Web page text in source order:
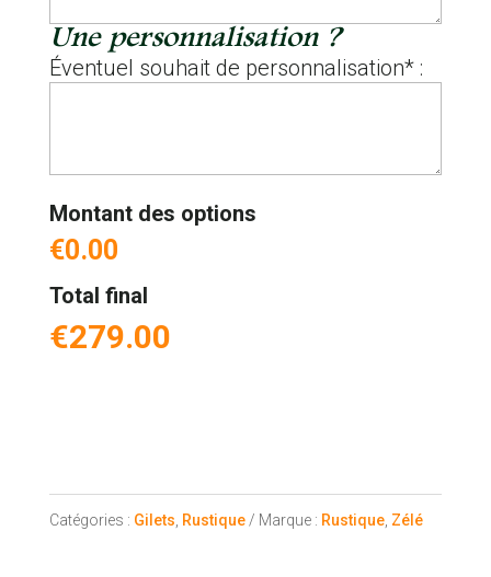
Une personnalisation ?
Éventuel souhait de personnalisation* :
Montant des options
€0.00
Total final
€279.00
de
Catégories : Gilets Rustique Marque : Rustique, Zélé